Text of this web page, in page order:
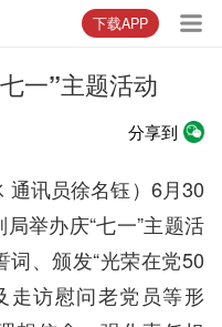
下载APP
一”主题活动
分享到
通讯员徐名钰）6月30
举办庆“七一”主题活
、颁发“光荣在党50
走访慰问老党员等形